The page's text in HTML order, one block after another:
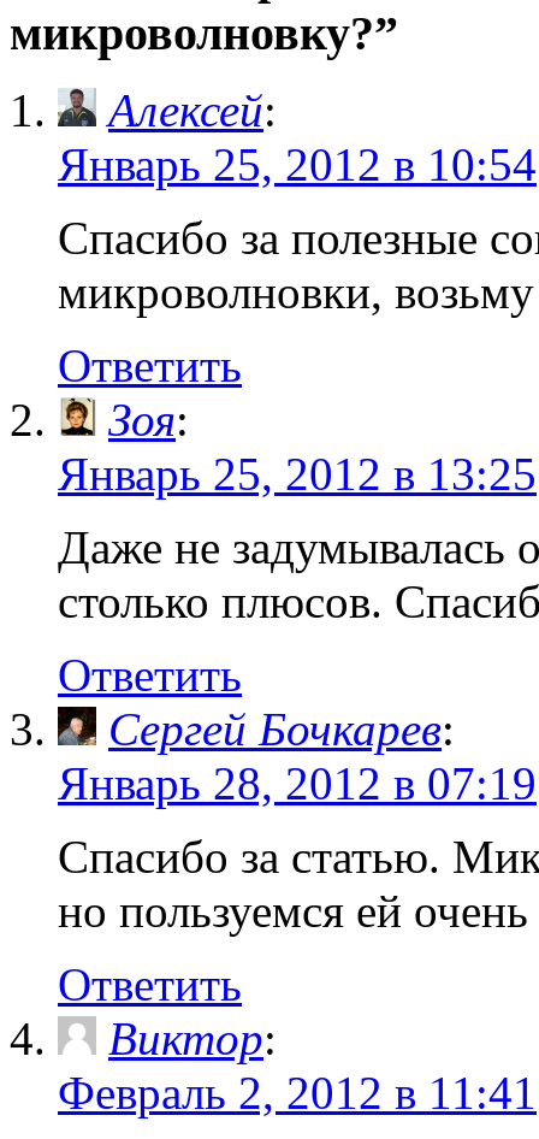
микроволновку?”
Алексей:
Январь 25, 2012 в 10:54
Спасибо за полезные
микроволновки, возьму
Ответить
Зоя:
Январь 25, 2012 в 13:25
Даже не задумывалась
столько плюсов.
Ответить
Сергей Бочкарев:
Январь 28, 2012 в 07:19
Спасибо за статью.
но пользуемся ей
Ответить
Виктор:
Февраль 2, 2012 в 11:41